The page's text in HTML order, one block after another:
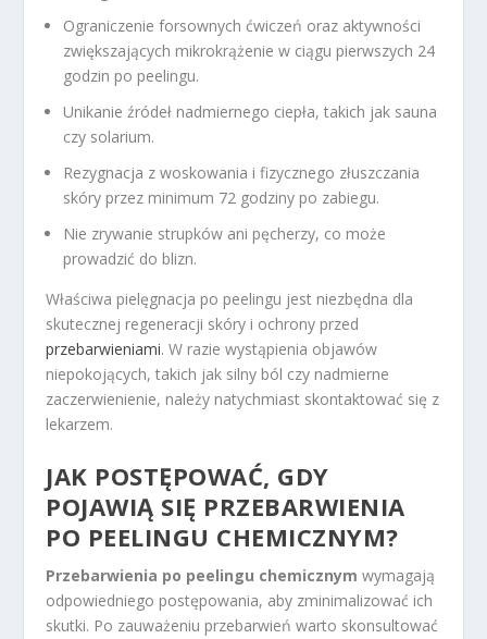
Ograniczenie forsownych ćwiczeń oraz aktywności
zwiększających mikrokrążenie w ciągu pierwszych 24
godzin po peelingu.
Unikanie źródeł nadmiernego ciepła, takich jak sauna
czy solarium.
Rezygnacja z woskowania i fizycznego złuszczania
skóry przez minimum 72 godziny po zabiegu.
Nie zrywanie strupków ani pęcherzy, co może
prowadzić do blizn.
Właściwa pielęgnacja po peelingu jest niezbędna dla
skutecznej regeneracji skóry i ochrony przed
przebarwieniami. W razie wystąpienia objawów
niepokojących, takich jak silny ból czy nadmierne
zaczerwienienie, należy natychmiast skontaktować się z
lekarzem.
JAK POSTĘPOWAĆ, GDY
POJAWIĄ SIĘ PRZEBARWIENIA
PO PEELINGU CHEMICZNYM?
Przebarwienia po peelingu chemicznym wymagają
odpowiedniego postępowania, aby zminimalizować ich
skutki. Po zauważeniu przebarwień warto skonsultować